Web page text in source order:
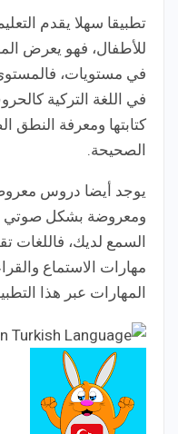
تطبيقا سهلا يقدم
للأطفال، فهو يعرض
في مستويات،
في اللغة التركية
كتابتها ومعرفة النطق
الصحيحة.
يوجد أيضا دروس
ومعروضة بشكل صوتي
السمع لديك، فاللغات
مهارات الاستماع
المهارات عبر هذا